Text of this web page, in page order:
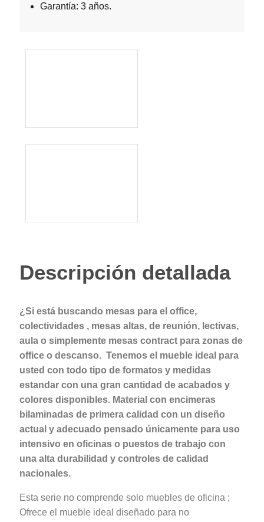
Garantía: 3 años.
Descripción detallada
¿Si está buscando mesas para el office,
colectividades , mesas altas, de reunión, lectivas,
aula o simplemente mesas contract para zonas de
office o descanso. Tenemos el mueble ideal para
usted con todo tipo de formatos y medidas
estandar con una gran cantidad de acabados y
colores disponibles. Material con encimeras
bilaminadas de primera calidad con un diseño
actual y adecuado pensado únicamente para uso
intensivo en oficinas o puestos de trabajo con
una alta durabilidad y controles de calidad
nacionales.
Esta serie no comprende solo muebles de oficina ;
Ofrece el mueble ideal diseñado para no